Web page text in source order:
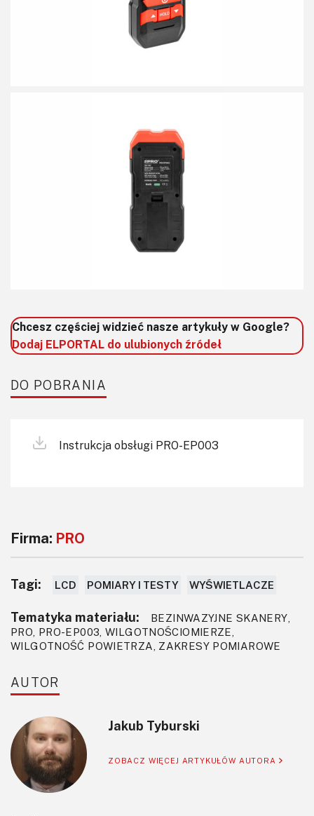
Chcesz częściej widzieć nasze artykuły w Google?
Dodaj ELPORTAL do ulubionych źródeł
DO POBRANIA
Instrukcja obsługi PRO-EP003
Firma: PRO
Tagi: LCD POMIARY I TESTY WYŚWIETLACZE
Tematyka materiału:
BEZINWAZYJNE SKANERY,
PRO, PRO-EP003, WILGOTNOŚCIOMIERZE,
WILGOTNOŚĆ POWIETRZA, ZAKRESY POMIAROWE
AUTOR
Jakub Tyburski
ZOBACZ WIĘCEJ ARTYKUŁÓW AUTORA